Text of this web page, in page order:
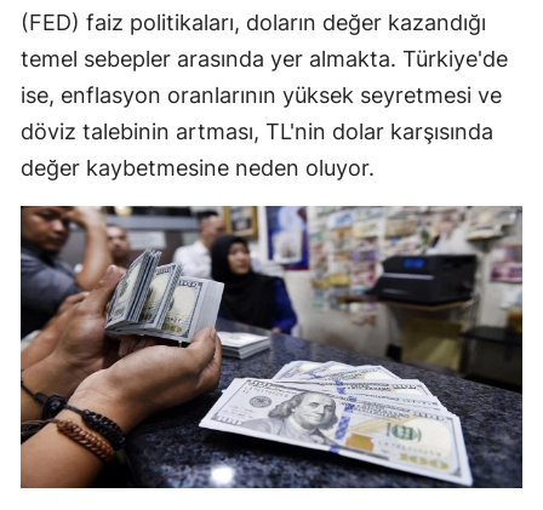
(FED) faiz politikaları, doların değer kazandığı
temel sebepler arasında yer almakta. Türkiye'de
ise, enflasyon oranlarının yüksek seyretmesi ve
döviz talebinin artması, TL'nin dolar karşısında
değer kaybetmesine neden oluyor.